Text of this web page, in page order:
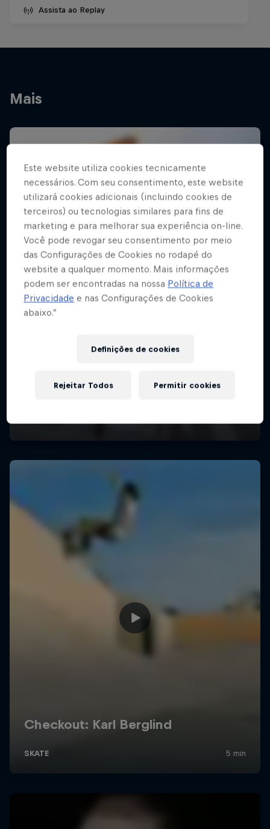
Assista ao Replay
Mais
Este website utiliza cookies tecnicamente
necessários. Com seu consentimento, este website
utilizará cookies adicionais (incluindo cookies de
terceiros) ou tecnologias similares para fins de
marketing e para melhorar sua experiência on-line.
Você pode revogar seu consentimento por meio
das Configurações de Cookies no rodapé do
website a qualquer momento. Mais informações
podem ser encontradas na nossa Política de
Privacidade e nas Configurações de Cookies
abaixo.”
Definições de cookies
Rejeitar Todos Permitir cookies